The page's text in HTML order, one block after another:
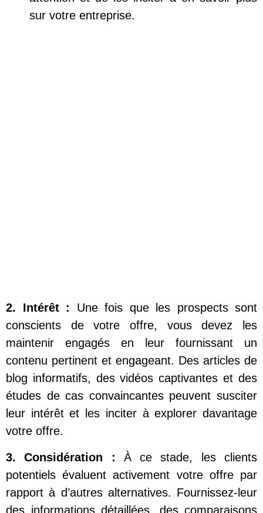
sur votre entreprise.
2. Intérêt : Une fois que les prospects sont
conscients de votre offre, vous devez les
maintenir engagés en leur fournissant un
contenu pertinent et engageant. Des articles de
blog informatifs, des vidéos captivantes et des
études de cas convaincantes peuvent susciter
leur intérêt et les inciter à explorer davantage
votre offre.
3. Considération : À ce stade, les clients
potentiels évaluent activement votre offre par
rapport à d’autres alternatives. Fournissez-leur
des informations détaillées, des comparaisons